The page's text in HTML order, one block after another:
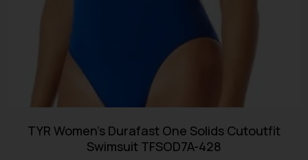
TYR Women’s Durafast One Solids Cutoutfit
Swimsuit TFSOD7A-428